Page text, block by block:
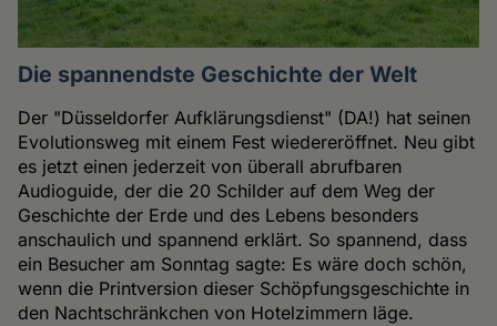
Die spannendste Geschichte der Welt
Der "Düsseldorfer Aufklärungsdienst" (DA!) hat seinen
Evolutionsweg mit einem Fest wiedereröffnet. Neu gibt
es jetzt einen jederzeit von überall abrufbaren
Audioguide, der die 20 Schilder auf dem Weg der
Geschichte der Erde und des Lebens besonders
anschaulich und spannend erklärt. So spannend, dass
ein Besucher am Sonntag sagte: Es wäre doch schön,
wenn die Printversion dieser Schöpfungsgeschichte in
den Nachtschränkchen von Hotelzimmern läge.